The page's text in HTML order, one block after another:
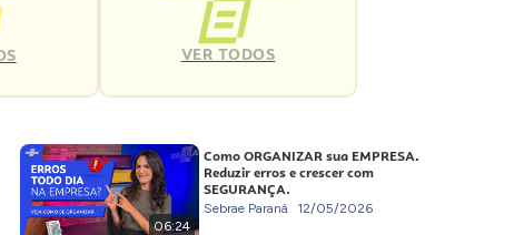
VER TODOS
06:24
Como ORGANIZAR sua EMPRESA.
Reduzir erros e crescer com
SEGURANÇA.
Sebrae Paraná 12/05/2026